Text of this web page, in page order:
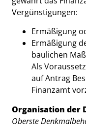
Vergünstigungen:
Ermäßigung
Ermäßigung
baulichen
Als
auf Antrag
Finanzamt
Organisation der
Oberste